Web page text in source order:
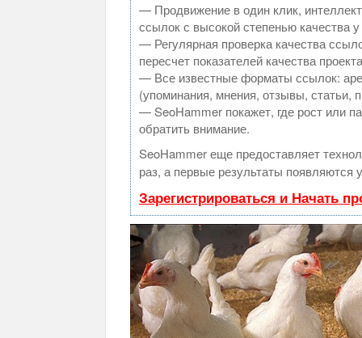
— Продвижение в один клик,
ссылок с высокой степенью качества
— Регулярная проверка качества
пересчет показателей качества
— Все известные форматы ссылок:
(упоминания, мнения, отзывы, статьи,
— SeoHammer покажет, где рост или
обратить внимание.
SeoHammer еще предоставляет
раз, а первые результаты появляются
Зарегистрироваться и Начать